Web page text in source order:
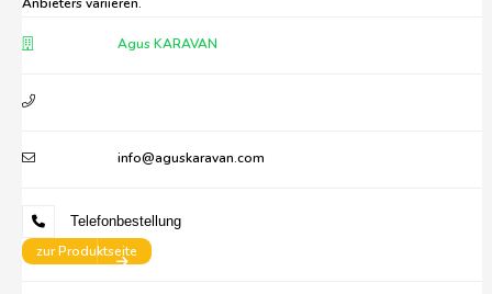
Agus KARAVAN
info@aguskaravan.com
Telefonbestellung
zur Produktseite